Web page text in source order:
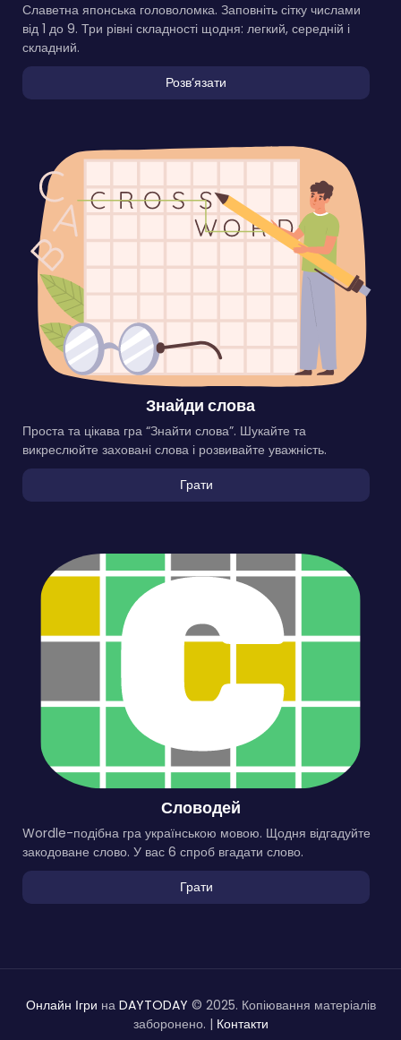
Славетна японська головоломка. Заповніть сітку числами
від 1 до 9. Три рівні складності щодня: легкий, середній і
складний.
Розвʼязати
Знайди слова
Проста та цікава гра “Знайти слова”. Шукайте та
викреслюйте заховані слова і розвивайте уважність.
Грати
Словодей
Wordle-подібна гра українською мовою. Щодня відгадуйте
закодоване слово. У вас 6 спроб вгадати слово.
Грати
Онлайн Ігри на DAYTODAY © 2025. Копіювання матеріалів
заборонено. | Контакти